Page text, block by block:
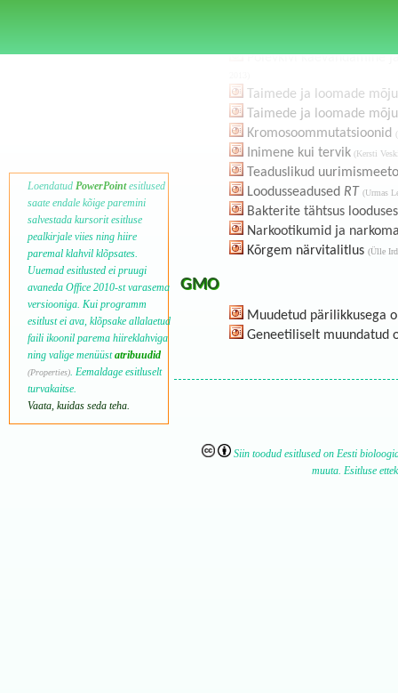
Põlevkivi kaevandamine
Taimede ja loomade
Taimede ja loomade
Kromosoommutatsioonid
Inimene kui tervik (Kersti
Teaduslikud
Loodusseadused RT (Urmas
Bakterite tähtsus looduses
Narkootikumid ja
Kõrgem närvitalitlus (Ülle
GMO
Muudetud pärilikkusega
Geneetiliselt muundatud
Siin toodud esitlused on Eesti
muuta. Esitluse
Loendatud PowerPointesitlused
saate endale kõige paremini
salvestada kursorit esitluse
pealkirjale viies ning hiire
paremal klahvil klõpsates.
Uuemad esitlusted ei pruugi
avaneda Office2010-st varasema
versiooniga. Kui programm
esitlust ei ava, klõpsake allalaetud
faili ikoonil parema hiireklahviga
ning valige menüüstatribuudid
(Properties). Eemaldage esitluselt
turvakaitse.
Vaata, kuidas seda teha.